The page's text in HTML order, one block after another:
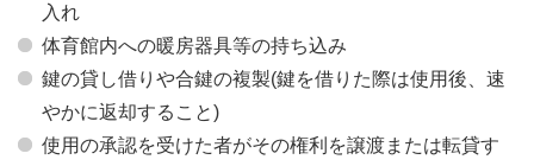
入れ
体育館内への暖房器具等の持ち込み
鍵の貸し借りや合鍵の複製(鍵を借りた際は使用後、速
やかに返却すること)
使用の承認を受けた者がその権利を譲渡または転貸す